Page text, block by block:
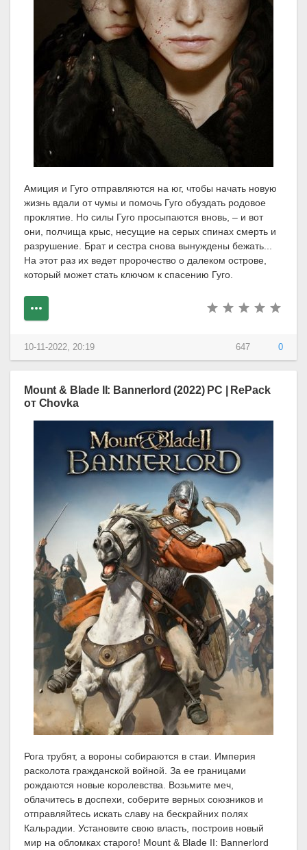
Амиция и Гуго отправляются на юг, чтобы начать новую
жизнь вдали от чумы и помочь Гуго обуздать родовое
проклятие. Но силы Гуго просыпаются вновь, – и вот
они, полчища крыс, несущие на серых спинах смерть и
разрушение. Брат и сестра снова вынуждены бежать...
На этот раз их ведет пророчество о далеком острове,
который может стать ключом к спасению Гуго.
647 0
10-11-2022, 20:19
Mount & Blade II: Bannerlord (2022) PC | RePack
от Chovka
Рога трубят, а вороны собираются в стаи. Империя
расколота гражданской войной. За ее границами
рождаются новые королевства. Возьмите меч,
облачитесь в доспехи, соберите верных союзников и
отправляйтесь искать славу на бескрайних полях
Кальрадии. Установите свою власть, построив новый
мир на обломках старого! Mount & Blade II: Bannerlord